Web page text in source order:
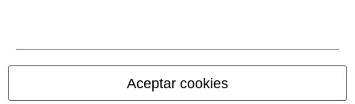
Aceptar cookies